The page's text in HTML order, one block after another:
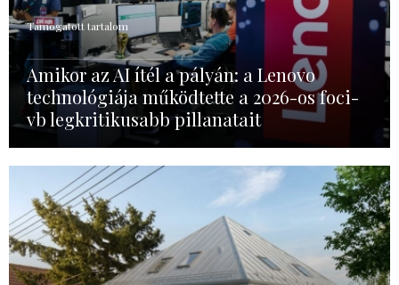
Támogatott tartalom
Amikor az AI ítél a pályán: a Lenovo
technológiája működtette a 2026-os foci-
vb legkritikusabb pillanatait